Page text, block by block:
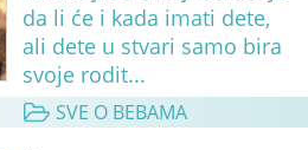
da li će i kada imati dete,
ali dete u stvari samo bira
svoje rodit...
SVE O BEBAMA